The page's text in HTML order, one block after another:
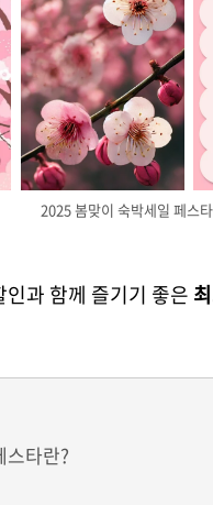
2025 봄맞이 숙박세일 페스
인과 함께 즐기기 좋은
스타란?